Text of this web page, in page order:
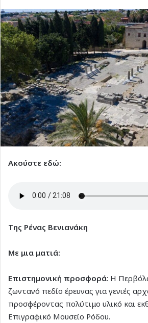
Ακούστε εδώ:
Της Ρένας Βενιανάκη
Με μια ματιά:
Επιστημονική προσφορά: Η
ζωντανό πεδίο έρευνας για γενιές
προσφέροντας πολύτιμο υλικό και
Επιγραφικό Μουσείο Ρόδου.